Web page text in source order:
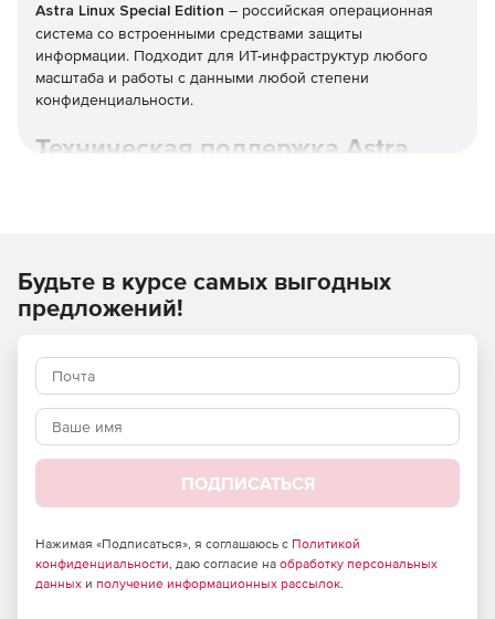
Astra Linux Special Edition – российская операционная
система со встроенными средствами защиты
информации. Подходит для ИТ-инфраструктур любого
масштаба и работы с данными любой степени
конфиденциальности.
Техническая поддержка Astra
Astra Linux Special Edition основана на новой пакетной
базе Debian 10, имеет полную поддержку контейнерной
изоляции и защиты контейнеров и использует
расширенный репозиторий с более 20 000 пакетами для
Будьте в курсе самых выгодных
предложений!
ПОДПИСАТЬСЯ
Нажимая «Подписаться», я соглашаюсь с Политикой
конфиденциальности, даю согласие на обработку персональных
данных и получение информационных рассылок.